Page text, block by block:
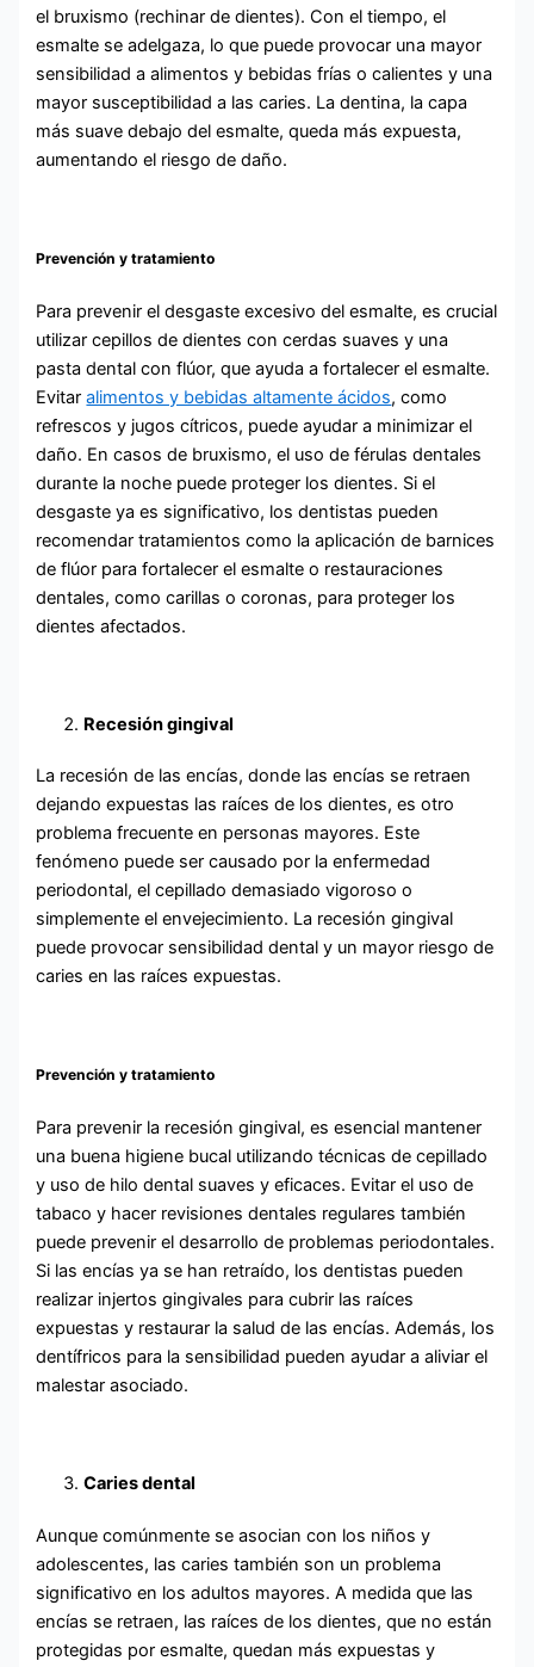
el bruxismo (rechinar de dientes). Con el tiempo, el
esmalte se adelgaza, lo que puede provocar una mayor
sensibilidad a alimentos y bebidas frías o calientes y una
mayor susceptibilidad a las caries. La dentina, la capa
más suave debajo del esmalte, queda más expuesta,
aumentando el riesgo de daño.
Prevención y tratamiento
Para prevenir el desgaste excesivo del esmalte, es crucial
utilizar cepillos de dientes con cerdas suaves y una
pasta dental con flúor, que ayuda a fortalecer el esmalte.
Evitaralimentos y bebidas altamente ácidos, como
refrescos y jugos cítricos, puede ayudar a minimizar el
daño. En casos de bruxismo, el uso de férulas dentales
durante la noche puede proteger los dientes. Si el
desgaste ya es significativo, los dentistas pueden
recomendar tratamientos como la aplicación de barnices
de flúor para fortalecer el esmalte o restauraciones
dentales, como carillas o coronas, para proteger los
dientes afectados.
Recesión gingival
La recesión de las encías, donde las encías se retraen
dejando expuestas las raíces de los dientes, es otro
problema frecuente en personas mayores. Este
fenómeno puede ser causado por la enfermedad
periodontal, el cepillado demasiado vigoroso o
simplemente el envejecimiento. La recesión gingival
puede provocar sensibilidad dental y un mayor riesgo de
caries en las raíces expuestas.
Prevención y tratamiento
Para prevenir la recesión gingival, es esencial mantener
una buena higiene bucal utilizando técnicas de cepillado
y uso de hilo dental suaves y eficaces. Evitar el uso de
tabaco y hacer revisiones dentales regulares también
puede prevenir el desarrollo de problemas periodontales.
Si las encías ya se han retraído, los dentistas pueden
realizar injertos gingivales para cubrir las raíces
expuestas y restaurar la salud de las encías. Además, los
dentífricos para la sensibilidad pueden ayudar a aliviar el
malestar asociado.
Caries dental
Aunque comúnmente se asocian con los niños y
adolescentes, las caries también son un problema
significativo en los adultos mayores. A medida que las
encías se retraen, las raíces de los dientes, que no están
protegidas por esmalte, quedan más expuestas y